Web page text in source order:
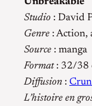
Studio : David
Genre : Action,
Source : manga
Format: 32/38
Diffusion :
L’histoire en